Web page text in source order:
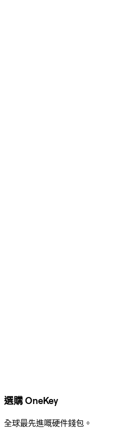
選購 OneKey
全球最先進嘅硬件錢包。